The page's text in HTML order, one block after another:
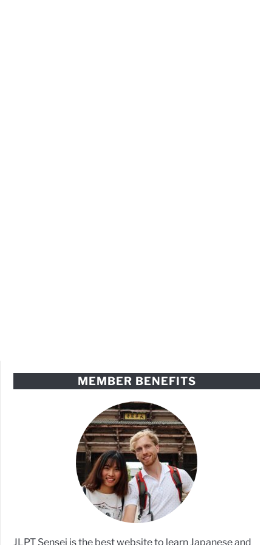
MEMBER BENEFITS
JLPT Sensei is the best website to learn Japanese and